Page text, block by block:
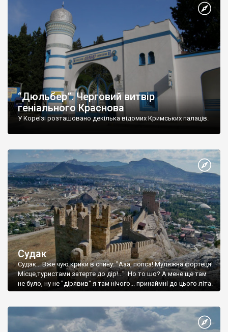
“Дюльбер”. Черговий витвір
геніального Краснова
У Кореїзі розташовано декілька відомих Кримських палаців.
Судак
Судак... Вже чую крики в спину: "Ааа, попса! Муляжна фортеця!
Місце,туристами затерте до дір!..." Но то шо? А мене ще там
не було, ну не "дірявив" я там нічого... принаймні до цього літа.